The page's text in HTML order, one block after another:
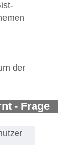
der
- Frage